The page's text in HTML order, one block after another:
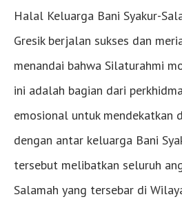
Halal Keluarga Bani Syakur-
Gresik berjalan sukses dan
menandai bahwa Silaturahmi
ini adalah bagian dari
emosional untuk mendekatkan
dengan antar keluarga Bani
tersebut melibatkan seluruh
Salamah yang tersebar di